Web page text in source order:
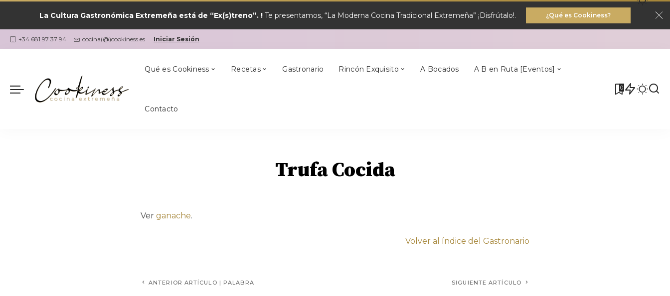
La Cultura Gastronómica Extremeña está de “Ex(s)treno”. ! Te presentamos, “La Moderna Cocina Tradicional Extremeña” ¡Disfrútalo!. ¿Qué es Cookiness?
+34 681 97 37 94 cocina(@)cookiness.es Iniciar Sesión
Qué es Cookiness Recetas
¿Qué Cocino Hoy?
Gastronario Rincón Exquisito A Bocados A B en Ruta [Eventos]
Contacto
0
Las Recetas por
Cookiness
¿Qué Cocino Hoy?
Los Mejores
Postres
En Semana Santa
Coria Alcántara Cilleros Villa Del Rey
Trufa Cocida
Ver ganache.
Volver al índice del Gastronario
ANTERIOR ARTÍCULO | PALABRA SIGUIENTE ARTÍCULO